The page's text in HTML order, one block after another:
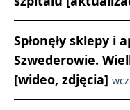
Spłonęły sklepy i
Szwederowie.
[wideo, zdjęcia]